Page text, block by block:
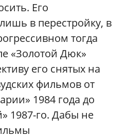
Его
в перестройку, в
тогда
«Золотой Дюк»
его снятых на
фильмов от
1984 года до
1987-го. Дабы не